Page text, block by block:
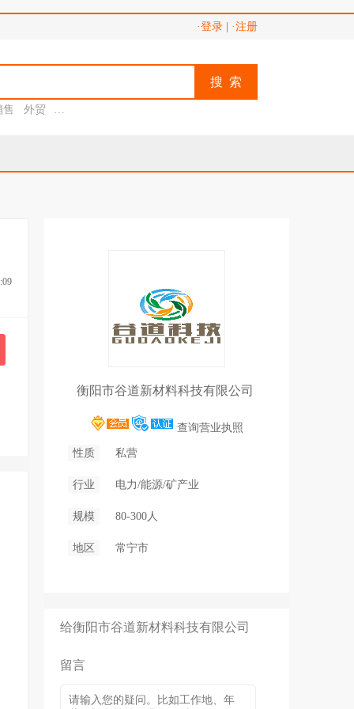
·登录 ·注册
搜 索
售 外贸 助理
衡阳市谷道新材料科技有限公司
查询营业执照
性质 私营
行业 电力/能源/矿产业
规模 80-300人
地区 常宁市
给衡阳市谷道新材料科技有限公司
留言